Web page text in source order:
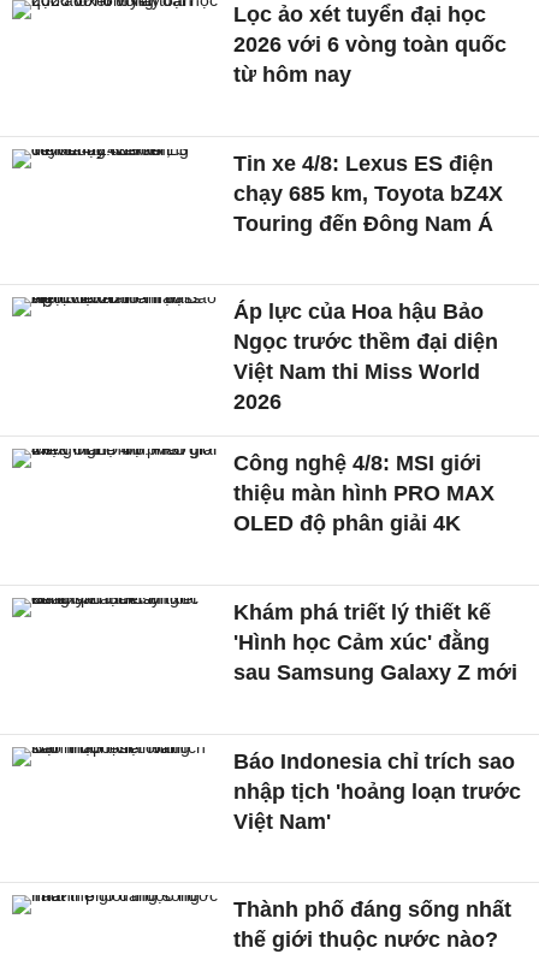
Lọc ảo xét tuyển đại học
2026 với 6 vòng toàn quốc
từ hôm nay
Tin xe 4/8: Lexus ES điện
chạy 685 km, Toyota bZ4X
Touring đến Đông Nam Á
Áp lực của Hoa hậu Bảo
Ngọc trước thềm đại diện
Việt Nam thi Miss World
2026
Công nghệ 4/8: MSI giới
thiệu màn hình PRO MAX
OLED độ phân giải 4K
Khám phá triết lý thiết kế
'Hình học Cảm xúc' đằng
sau Samsung Galaxy Z mới
Báo Indonesia chỉ trích sao
nhập tịch 'hoảng loạn trước
Việt Nam'
Thành phố đáng sống nhất
thế giới thuộc nước nào?